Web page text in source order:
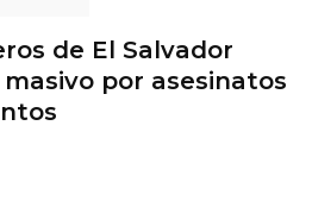
de El Salvador
por asesinatos